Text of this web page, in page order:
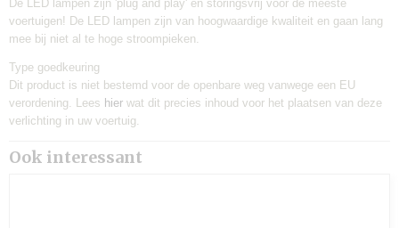
De LED lampen zijn 'plug and play' en storingsvrij voor de meeste
voertuigen! De LED lampen zijn van hoogwaardige kwaliteit en gaan lang
mee bij niet al te hoge stroompieken.
Type goedkeuring
Dit product is niet bestemd voor de openbare weg vanwege een EU
verordening. Lees hier wat dit precies inhoud voor het plaatsen van deze
verlichting in uw voertuig.
Ook interessant